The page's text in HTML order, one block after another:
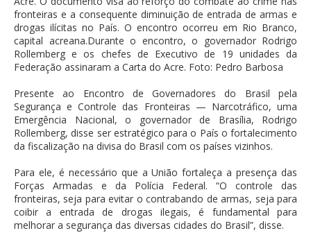
fronteiras e a consequente diminuição de entrada de armas e
drogas ilícitas no País. O encontro ocorreu em Rio Branco,
capital acreana.Durante o encontro, o governador Rodrigo
Rollemberg e os chefes de Executivo de 19 unidades da
Federação assinaram a Carta do Acre. Foto: Pedro Barbosa
Presente ao Encontro de Governadores do Brasil pela
Segurança e Controle das Fronteiras — Narcotráfico, uma
Emergência Nacional, o governador de Brasília, Rodrigo
Rollemberg, disse ser estratégico para o País o fortalecimento
da fiscalização na divisa do Brasil com os países vizinhos.
Para ele, é necessário que a União fortaleça a presença das
Forças Armadas e da Polícia Federal. “O controle das
fronteiras, seja para evitar o contrabando de armas, seja para
coibir a entrada de drogas ilegais, é fundamental para
melhorar a segurança das diversas cidades do Brasil”, disse.